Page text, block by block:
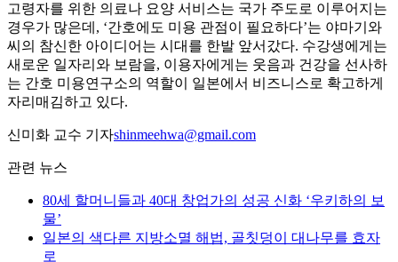
고령자를 위한 의료나 요양 서비스는 국가 주도로 이루어지는
경우가 많은데, ‘간호에도 미용 관점이 필요하다’는 야마기와
씨의 참신한 아이디어는 시대를 한발 앞서갔다. 수강생에게는
새로운 일자리와 보람을, 이용자에게는 웃음과 건강을 선사하
는 간호 미용연구소의 역할이 일본에서 비즈니스로 확고하게
자리매김하고 있다.
신미화 교수 기자shinmeehwa@gmail.com
관련 뉴스
80세 할머니들과 40대 창업가의 성공 신화 ‘우키하의 보
물’
일본의 색다른 지방소멸 해법, 골칫덩이 대나무를 효자
로